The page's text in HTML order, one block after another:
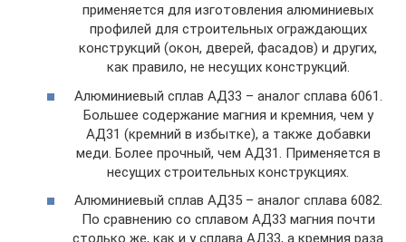
применяется для изготовления алюминиевых
профилей для строительных ограждающих
конструкций (окон, дверей, фасадов) и других,
как правило, не несущих конструкций.
Алюминиевый сплав АД33 – аналог сплава 6061.
Большее содержание магния и кремния, чем у
АД31 (кремний в избытке), а также добавки
меди. Более прочный, чем АД31. Применяется в
несущих строительных конструкциях.
Алюминиевый сплав АД35 – аналог сплава 6082.
По сравнению со сплавом АД33 магния почти
столько же, как и у сплава АД33, а кремния раза